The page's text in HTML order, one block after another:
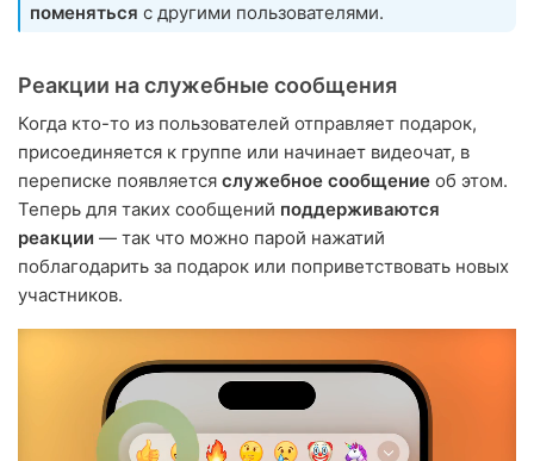
поменяться с другими пользователями.
Реакции на служебные сообщения
Когда кто-то из пользователей отправляет подарок,
присоединяется к группе или начинает видеочат, в
переписке появляется служебное сообщение об этом.
Теперь для таких сообщений поддерживаются
реакции — так что можно парой нажатий
поблагодарить за подарок или поприветствовать новых
участников.